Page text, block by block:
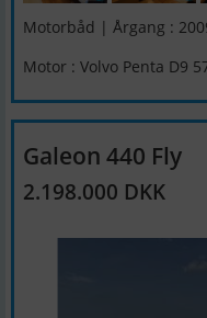
Motorbåd | Årgang :
Motor : Volvo Penta D9
Galeon 440 Fly
2.198.000 DKK